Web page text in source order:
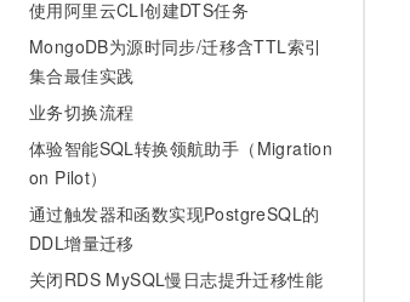
使用阿里云CLI创建DTS任务
MongoDB为源时同步/迁移含TTL索引
集合最佳实践
业务切换流程
体验智能SQL转换领航助手（Migration
on Pilot）
通过触发器和函数实现PostgreSQL的
DDL增量迁移
关闭RDS MySQL慢日志提升迁移性能